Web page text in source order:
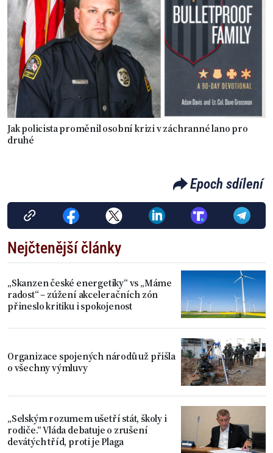
Jak policista proměnil osobní krizi v záchranné lano pro
druhé
Epoch sdílení
Nejčtenější články
„Skanzen české energetiky“ vs „Máme
radost“ – zúžení akceleračních zón
přineslo kritiku i spokojenost
Organizace spojených národů už přišla
o všechny výmluvy
„Selským rozumem ušetří stát, školy i
rodiče.“ Vláda debatuje o zrušení
devátých tříd, proti je Plaga